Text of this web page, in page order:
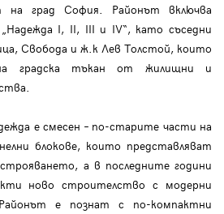
на град София. Районът включва
I, II, III и IV“, като съседни
Свобода и ж.к Лев Толстой, които
градска тъкан от жилищни и
е смесен – по-старите части на
блокове, които представляват
а в последните години
ново строителство с модерни
е познат с по-компактни